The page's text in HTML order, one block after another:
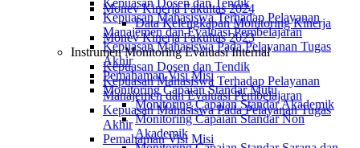
Kepuasan Dosen dan Tendik
Kepuasan Mahasiswa Terhadap Pelayanan
Manajemen dan Evaluasi Pembelajaran
Kepuasan Mahasiswa Pada Pelayanan Tugas
Akhir
Pemahaman Visi Misi
Monitoring Capaian Standar Mutu
Monitoring Capaian Standar Akademik
Monitoring Capaian Standar Non
Akademik
Monev Kinerja Fakultas 2024
Data Kelengkapan Monitoring Kinerja
Monev Kinerja Fakultas 2023
Instrumen Monitoring Evaluasi Internal
Kepuasan Dosen dan Tendik
Kepuasan Mahasiswa Terhadap Pelayanan
Manajemen dan Evaluasi Pembelajaran
Kepuasan Mahasiswa Pada Pelayanan Tugas
Akhir
Pemahaman Visi Misi